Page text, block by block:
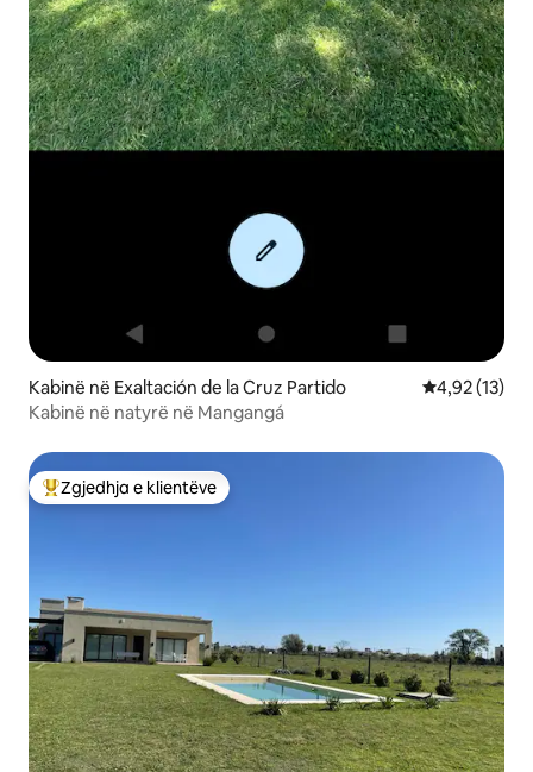
Kabinë në Exaltación de la Cruz Partido Vlerësimi
4,92 (13)
Kabinë në natyrë në Mangangá
Më të mirat e zgjedhjeve të klientëve
Zgjedhja e klientëve